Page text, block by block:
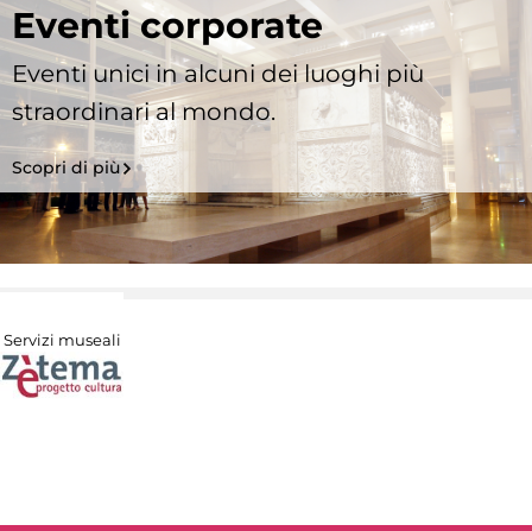
Eventi corporate
Eventi unici in alcuni dei luoghi più
straordinari al mondo.
Scopri di più
Servizi museali